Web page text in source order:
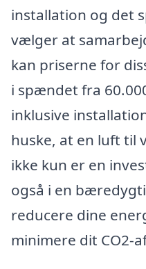
installation og det
vælger at
kan priserne for
i spændet fra
inklusive
huske, at en luft til
ikke kun er en
også i en
reducere dine
minimere dit CO2-